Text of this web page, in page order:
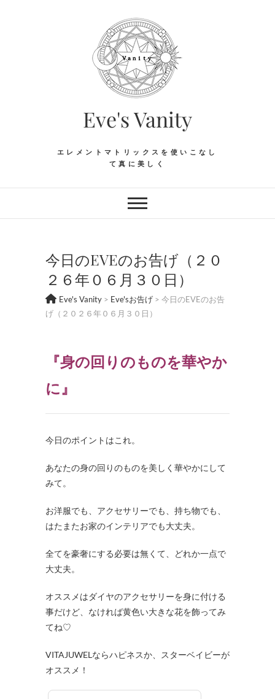
Eve's Vanity
エレメントマトリックスを使いこなし
て真に美しく
今日のEVEのお告げ（２０
２６年０６月３０日）
Eve's Vanity > Eve'sお告げ > 今日のEVEのお告
げ（２０２６年０６月３０日）
『身の回りのものを華やか
に』
今日のポイントはこれ。
あなたの身の回りのものを美しく華やかにして
みて。
お洋服でも、アクセサリーでも、持ち物でも、
はたまたお家のインテリアでも大丈夫。
全てを豪奢にする必要は無くて、どれか一点で
大丈夫。
オススメはダイヤのアクセサリーを身に付ける
事だけど、なければ黄色い大きな花を飾ってみ
てね♡
VITAJUWELならハピネスか、スターベイビーが
オススメ！